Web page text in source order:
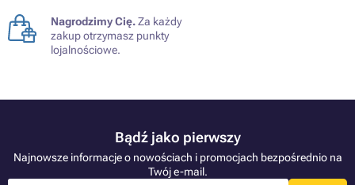
Nagrodzimy Cię.Za każdy
zakup otrzymasz punkty
lojalnościowe.
Bądź jako pierwszy
Najnowsze informacje o nowościach i promocjach bezpośrednio na
Twój e-mail.